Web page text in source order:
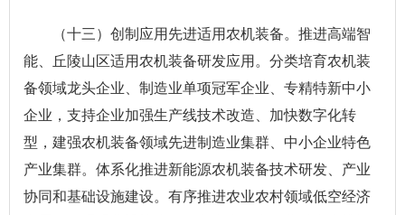
（十三）创制应用先进适用农机装备。推进高端智
能、丘陵山区适用农机装备研发应用。分类培育农机装
备领域龙头企业、制造业单项冠军企业、专精特新中小
企业，支持企业加强生产线技术改造、加快数字化转
型，建强农机装备领域先进制造业集群、中小企业特色
产业集群。体系化推进新能源农机装备技术研发、产业
协同和基础设施建设。有序推进农业农村领域低空经济